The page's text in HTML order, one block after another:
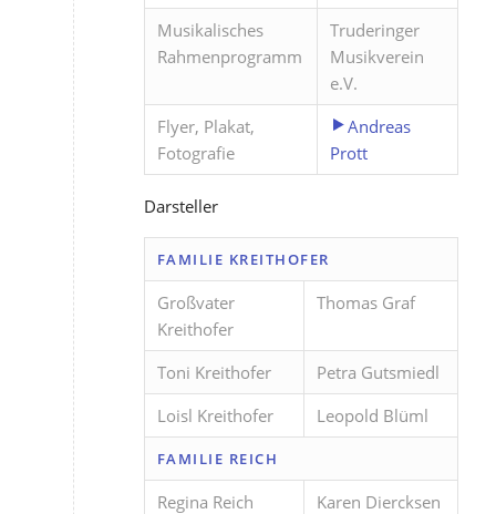
Musikalisches
Rahmenprogramm
Truderinger
Musikverein
e.V.
Flyer, Plakat,
Fotografie
Andreas
Prott
Darsteller
FAMILIE KREITHOFER
Großvater
Kreithofer
Thomas Graf
Toni Kreithofer
Petra Gutsmiedl
Loisl Kreithofer
Leopold Blüml
FAMILIE REICH
Regina Reich
Karen Diercksen